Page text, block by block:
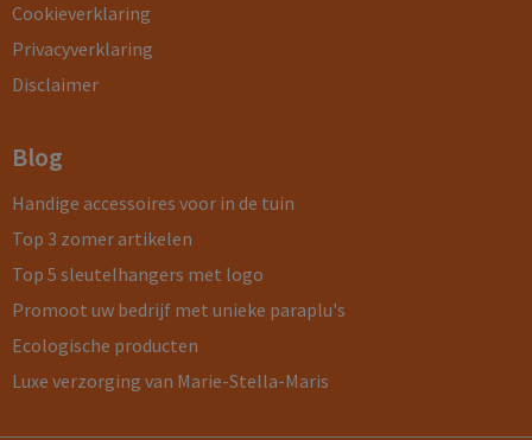
Cookieverklaring
Privacyverklaring
Disclaimer
Blog
Handige accessoires voor in de tuin
Top 3 zomer artikelen
Top 5 sleutelhangers met logo
Promoot uw bedrijf met unieke paraplu's
Ecologische producten
Luxe verzorging van Marie-Stella-Maris